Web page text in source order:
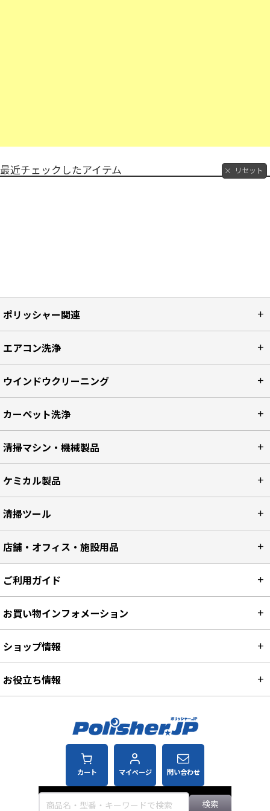
最近チェックしたアイテム リセット
ポリッシャー関連
エアコン洗浄
ウインドウクリーニング
カーペット洗浄
清掃マシン・機械製品
ケミカル製品
清掃ツール
店舗・オフィス・施設用品
カート マイページ 問い合わせ
検索
ご利用ガイド
お買い物インフォメーション
ショップ情報
お役立ち情報